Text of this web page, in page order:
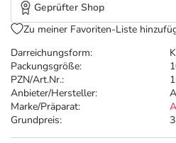
Marken
Darreichungsform:
Packungsgröße:
PZN/Art.Nr.:
Anbieter/Hersteller:
Marke/Präparat:
Grundpreis:
Geprüfter Shop
Zu meiner Favoriten-Liste